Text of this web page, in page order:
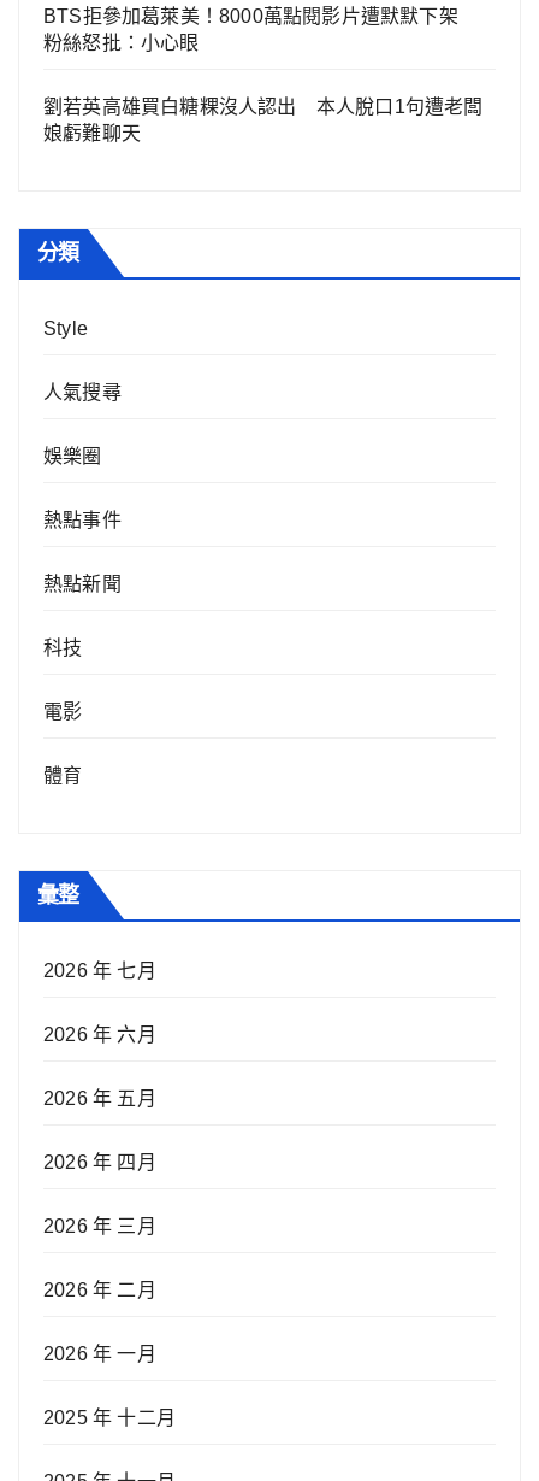
BTS拒參加葛萊美！8000萬點閱影片遭默默下架
粉絲怒批：小心眼
劉若英高雄買白糖粿沒人認出 本人脫口1句遭老闆
娘虧難聊天
分類
Style
人氣搜尋
娛樂圈
熱點事件
熱點新聞
科技
電影
體育
彙整
2026 年 七月
2026 年 六月
2026 年 五月
2026 年 四月
2026 年 三月
2026 年 二月
2026 年 一月
2025 年 十二月